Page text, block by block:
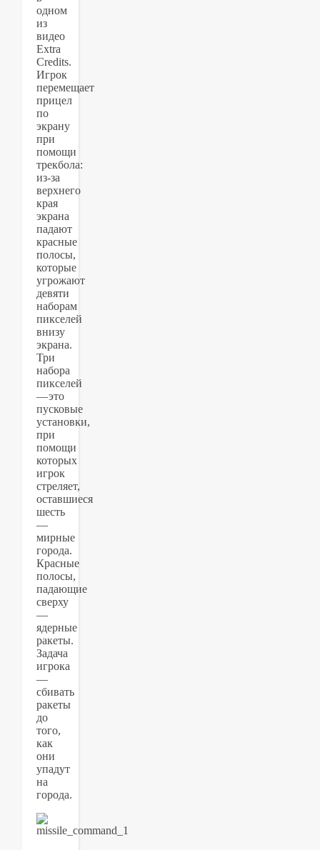
одном
из
видео
Extra
Credits.
Игрок
перемещает
прицел
по
экрану
при
помощи
трекбола:
из-за
верхнего
края
экрана
падают
красные
полосы,
которые
угрожают
девяти
наборам
пикселей
внизу
экрана.
Три
набора
пикселей
— это
пусковые
установки,
при
помощи
которых
игрок
стреляет,
оставшиеся
шесть
—
мирные
города.
Красные
полосы,
падающие
сверху
—
ядерные
ракеты.
Задача
игрока
—
сбивать
ракеты
до
того,
как
они
упадут
на
города.